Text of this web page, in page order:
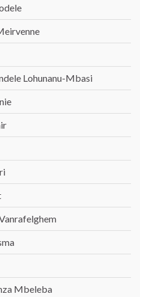
Lohunanu-Mbasi
Mbeleba